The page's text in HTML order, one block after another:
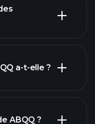
financiers
à fort
a-t-elle ?
ABQQ ?